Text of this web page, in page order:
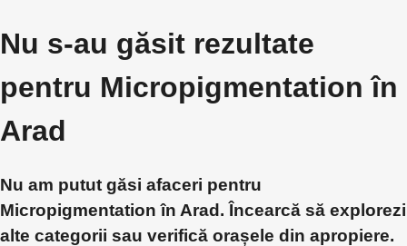
Nu s-au găsit rezultate
pentru Micropigmentation în
Arad
Nu am putut găsi afaceri pentru
Micropigmentation în Arad. Încearcă să explorezi
alte categorii sau verifică orașele din apropiere.